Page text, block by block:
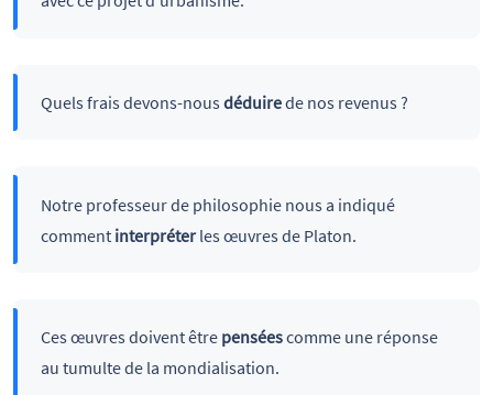
Quels frais devons-nous déduirede nos revenus ?
Notre professeur de philosophie nous a indiqué
comment interpréterles œuvres de Platon.
Ces œuvres doivent être penséescomme une réponse
au tumulte de la mondialisation.